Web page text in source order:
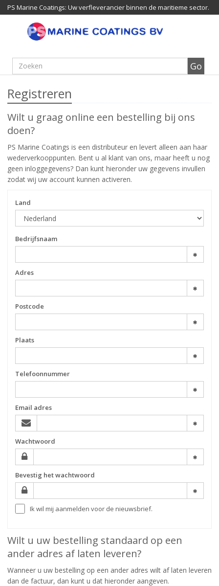
PS Marine Coatings: Uw verfleverancier binnen de maritieme sector.
Registreren
Wilt u graag online een bestelling bij ons
doen?
PS Marine Coatings is een distributeur en levert alleen aan haar
wederverkooppunten. Bent u al klant van ons, maar heeft u nog
geen inloggegevens? Dan kunt hieronder uw gegevens invullen
zodat wij uw account kunnen activeren.
Land
Bedrijfsnaam
Adres
Postcode
Plaats
Telefoonnummer
Email adres
Wachtwoord
Bevestig het wachtwoord
Ik wil mij aanmelden voor de nieuwsbrief.
Wilt u uw bestelling standaard op een
ander adres af laten leveren?
Wanneer u uw bestelling op een ander adres wilt af laten leveren
dan de factuur, dan kunt u dat hieronder aangeven.